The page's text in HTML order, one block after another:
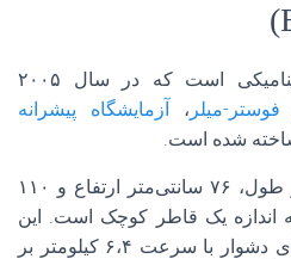
)
یک ربات چهارپای پایدار دینامیکی است که در سال ۲۰۰۵
فوستر-میلر ، آزمایشگاه پیشرانه
شده است.
دارای ۹۱ سانتی‌ متر طول، ۷۶ سانتی‌متر ارتفاع و ۱۱۰
اندازه یک قاطر کوچک است. این
ربات، توانایی دارد در زمین‌های دشوار با سرعت ۶،۴ کیلومتر بر